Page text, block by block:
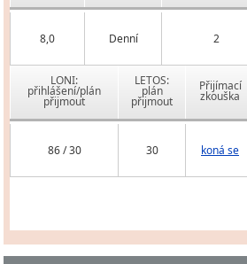
8,0 Denní 2
LONI:
přihlášení/plán
přijmout
LETOS:
plán
přijmout
Přijímací
zkouška
86 / 30 30 koná se